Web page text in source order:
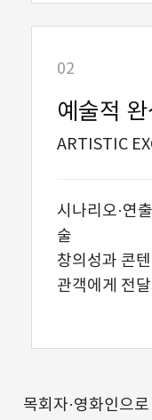
02
예술적
ARTISTIC
시나리오·연
술
창의성과 콘
관객에게 전
목회자·영화인으